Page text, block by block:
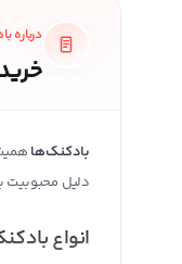
درباره
بادکنک‌ها
دلیل محبوبیت
انواع